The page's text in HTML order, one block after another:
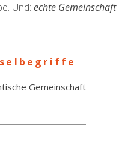
Und: echte Gemeinschaft
Gemeinschaft